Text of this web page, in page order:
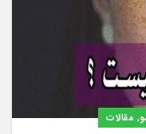
, مقالات